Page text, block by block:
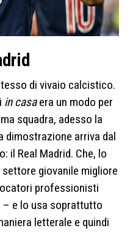
di vivaio calcistico.
in casaera un modo per
squadra, adesso la
dimostrazione arriva dal
il Real Madrid. Che, lo
giovanile migliore
professionisti
e lo usa soprattutto
letterale e quindi